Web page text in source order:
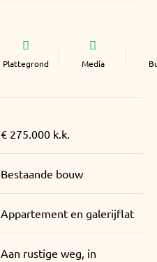
Plattegrond Media
€ 275.000 k.k.
Bestaande bouw
Appartement en galerijflat
Aan rustige weg, in